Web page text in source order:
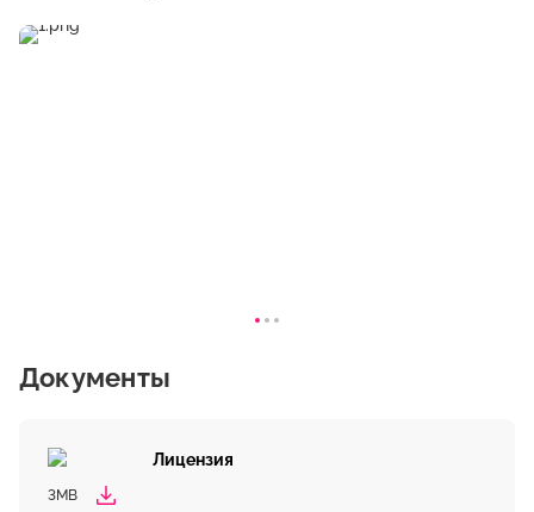
Документы
Лицензия
3MB